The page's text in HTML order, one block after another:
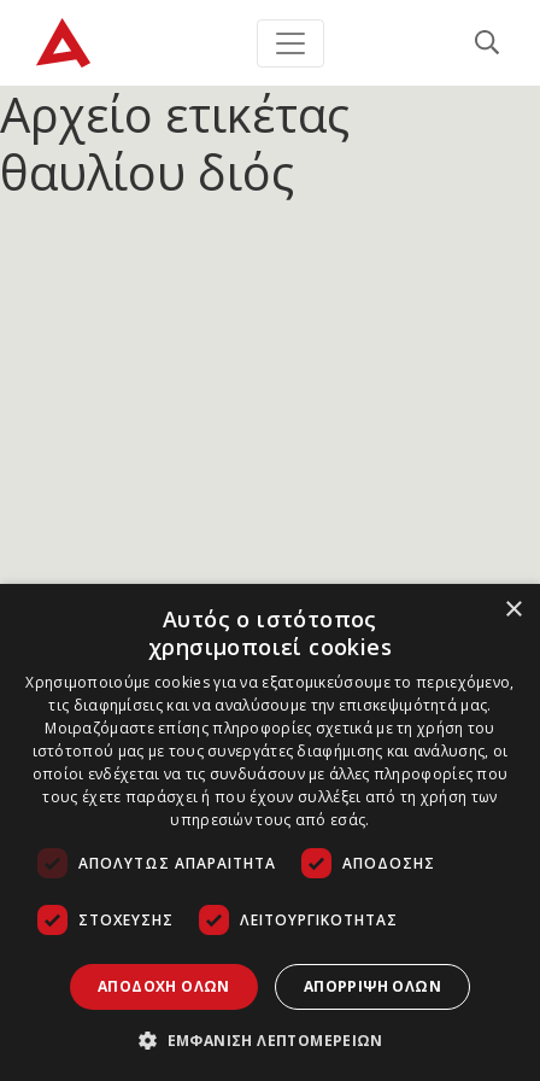
Αρχείο ετικέτας
θαυλίου διός
×
Αυτός ο ιστότοπος
χρησιμοποιεί cookies
Χρησιμοποιούμε cookies για να εξατομικεύσουμε το περιεχόμενο,
τις διαφημίσεις και να αναλύσουμε την επισκεψιμότητά μας.
Μοιραζόμαστε επίσης πληροφορίες σχετικά με τη χρήση του
ιστότοπού μας με τους συνεργάτες διαφήμισης και ανάλυσης, οι
οποίοι ενδέχεται να τις συνδυάσουν με άλλες πληροφορίες που
τους έχετε παράσχει ή που έχουν συλλέξει από τη χρήση των
υπηρεσιών τους από εσάς.
ΑΠΟΛΎΤΩΣ ΑΠΑΡΑΊΤΗΤΑ ΑΠΌΔΟΣΗΣ
ΣΤΌΧΕΥΣΗΣ ΛΕΙΤΟΥΡΓΙΚΌΤΗΤΑΣ
ΑΠΟΔΟΧΉ ΌΛΩΝ ΑΠΌΡΡΙΨΗ ΌΛΩΝ
ΕΜΦΆΝΙΣΗ ΛΕΠΤΟΜΕΡΕΙΏΝ